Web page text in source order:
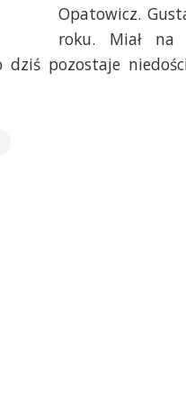
Opatowicz.
roku. Miał na
pozostaje